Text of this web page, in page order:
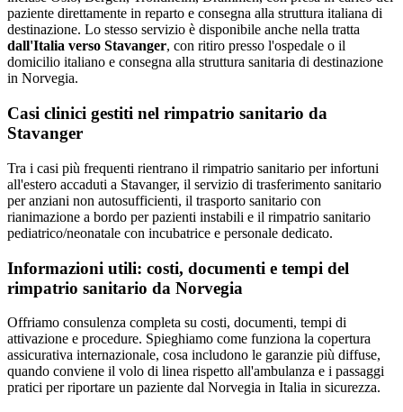
paziente direttamente in reparto e consegna alla struttura italiana di
destinazione. Lo stesso servizio è disponibile anche nella tratta
dall'Italia verso Stavanger, con ritiro presso l'ospedale o il
domicilio italiano e consegna alla struttura sanitaria di destinazione
in Norvegia.
Casi clinici gestiti nel rimpatrio sanitario da
Stavanger
Tra i casi più frequenti rientrano il rimpatrio sanitario per infortuni
all'estero accaduti a Stavanger, il servizio di trasferimento sanitario
per anziani non autosufficienti, il trasporto sanitario con
rianimazione a bordo per pazienti instabili e il rimpatrio sanitario
pediatrico/neonatale con incubatrice e personale dedicato.
Informazioni utili: costi, documenti e tempi del
rimpatrio sanitario da Norvegia
Offriamo consulenza completa su costi, documenti, tempi di
attivazione e procedure. Spieghiamo come funziona la copertura
assicurativa internazionale, cosa includono le garanzie più diffuse,
quando conviene il volo di linea rispetto all'ambulanza e i passaggi
pratici per riportare un paziente dal Norvegia in Italia in sicurezza.